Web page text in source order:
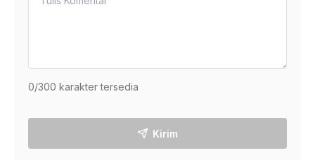
0/300 karakter tersedia
Kirim